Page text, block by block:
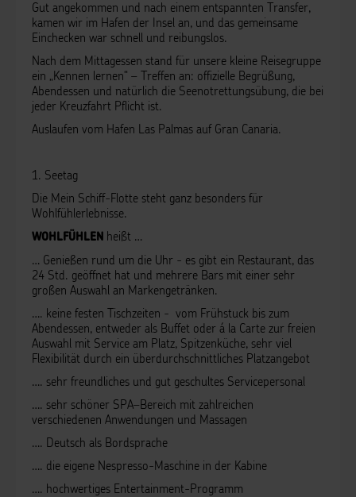
Gut angekommen und nach einem entspannten Transfer,
kamen wir im Hafen der Insel an, und das gemeinsame
Einchecken war schnell und reibungslos.
Nach dem Mittagessen stand für unsere kleine Reisegruppe
ein „Kennen lernen“ – Treffen an: offizielle Begrüßung,
Abendessen und natürlich die Seenotrettungsübung, die bei
jeder Kreuzfahrt Pflicht ist.
Auslaufen vom Hafen Las Palmas auf Gran Canaria.
1. Seetag
Die Mein Schiff-Flotte steht ganz besonders für
Wohlfühlerlebnisse.
WOHLFÜHLEN heißt …
… Genießen rund um die Uhr - es gibt ein Restaurant, das
24 Std. geöffnet hat und mehrere Bars mit einer sehr
großen Auswahl an Markengetränken.
…. keine festen Tischzeiten - vom Frühstuck bis zum
Abendessen, entweder als Buffet oder á la Carte zur freien
Auswahl mit Service am Platz, Spitzenküche, sehr viel
Flexibilität durch ein überdurchschnittliches Platzangebot
…. sehr freundliches und gut geschultes Servicepersonal
…. sehr schöner SPA–Bereich mit zahlreichen
verschiedenen Anwendungen und Massagen
…. Deutsch als Bordsprache
…. die eigene Nespresso-Maschine in der Kabine
…. hochwertiges Entertainment-Programm